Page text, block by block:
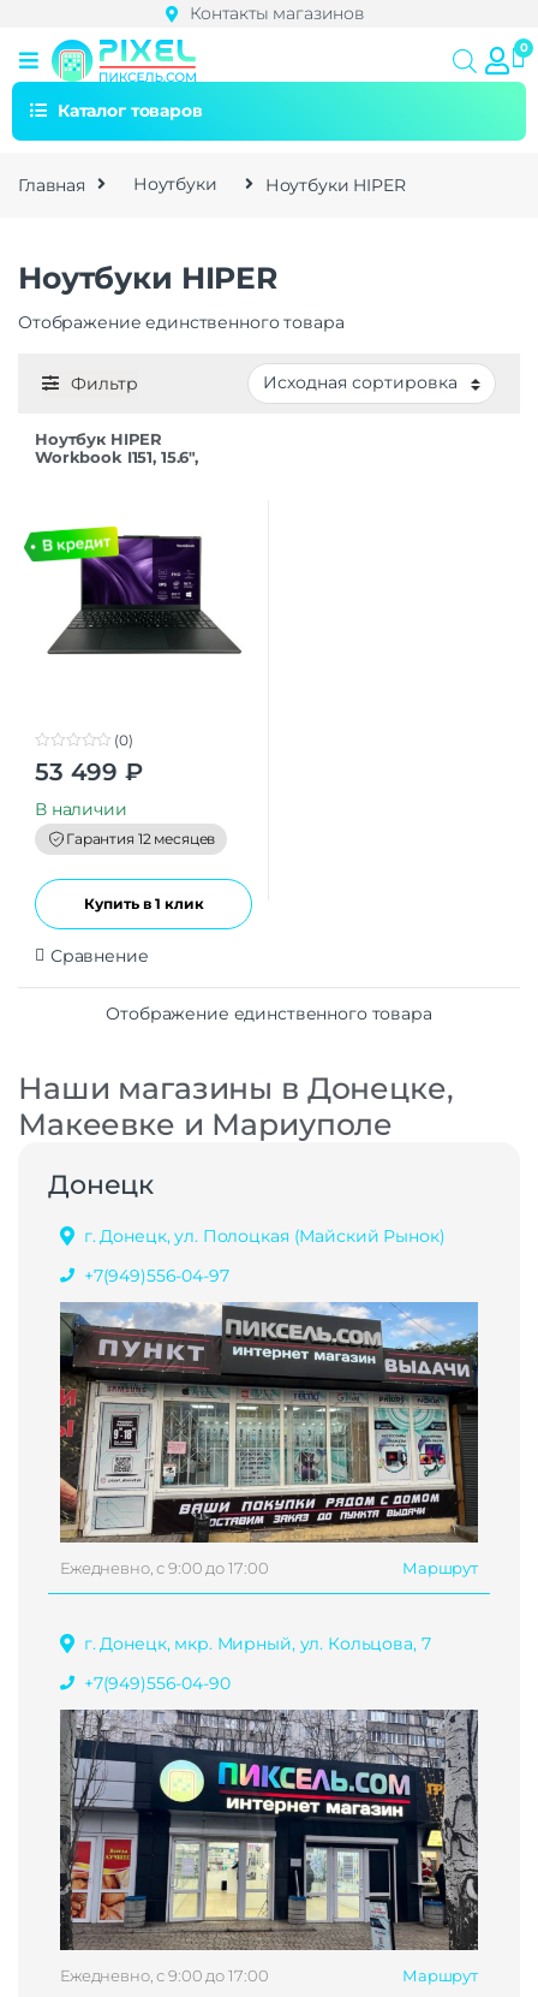
Контакты магазинов
Каталог товаров
Главная Ноутбуки Ноутбуки HIPER
Ноутбуки HIPER
Отображение единственного товара
Фильтр
Ноутбук HIPER
Workbook I151, 15.6″,
черный
0
o
t
o
f
5
(0)
53 499 ₽
В наличии
Гарантия 12 месяцев
Купить в 1 клик
Сравнение
Отображение единственного товара
Наши магазины в Донецке,
Макеевке и Мариуполе
Донецк
г. Донецк, ул. Полоцкая (Майский Рынок)
+7(949)556-04-97
Ежедневно, с 9:00 до 17:00 Маршрут
г. Донецк, мкр. Мирный, ул. Кольцова, 7
+7(949)556-04-90
Ежедневно, с 9:00 до 17:00 Маршрут